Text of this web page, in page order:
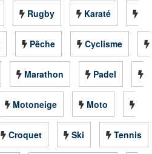
Rugby Karaté
Pêche Cyclisme
Marathon Padel
Motoneige Moto
Croquet Ski Tennis